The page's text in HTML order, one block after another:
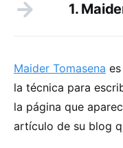
1.
Maider Tomasena
la técnica para
la página que
artículo de su blog